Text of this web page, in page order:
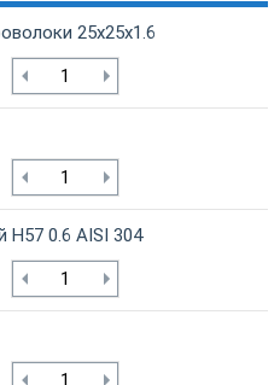
25х25х1.6
0.6 AISI 304